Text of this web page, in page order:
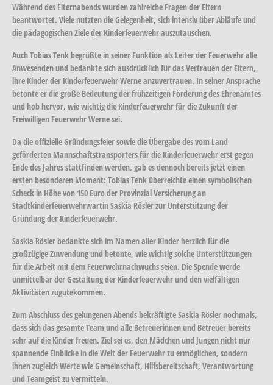
Während des Elternabends wurden zahlreiche Fragen der Eltern
beantwortet. Viele nutzten die Gelegenheit, sich intensiv über Abläufe und
die pädagogischen Ziele der Kinderfeuerwehr auszutauschen.
Auch Tobias Tenk begrüßte in seiner Funktion als Leiter der Feuerwehr alle
Anwesenden und bedankte sich ausdrücklich für das Vertrauen der Eltern,
ihre Kinder der Kinderfeuerwehr Werne anzuvertrauen. In seiner Ansprache
betonte er die große Bedeutung der frühzeitigen Förderung des Ehrenamtes
und hob hervor, wie wichtig die Kinderfeuerwehr für die Zukunft der
Freiwilligen Feuerwehr Werne sei.
Da die offizielle Gründungsfeier sowie die Übergabe des vom Land
geförderten Mannschaftstransporters für die Kinderfeuerwehr erst gegen
Ende des Jahres stattfinden werden, gab es dennoch bereits jetzt einen
ersten besonderen Moment: Tobias Tenk überreichte einen symbolischen
Scheck in Höhe von 150 Euro der Provinzial Versicherung an
Stadtkinderfeuerwehrwartin Saskia Rösler zur Unterstützung der
Gründung der Kinderfeuerwehr.
Saskia Rösler bedankte sich im Namen aller Kinder herzlich für die
großzügige Zuwendung und betonte, wie wichtig solche Unterstützungen
für die Arbeit mit dem Feuerwehrnachwuchs seien. Die Spende werde
unmittelbar der Gestaltung der Kinderfeuerwehr und den vielfältigen
Aktivitäten zugutekommen.
Zum Abschluss des gelungenen Abends bekräftigte Saskia Rösler nochmals,
dass sich das gesamte Team und alle Betreuerinnen und Betreuer bereits
sehr auf die Kinder freuen. Ziel sei es, den Mädchen und Jungen nicht nur
spannende Einblicke in die Welt der Feuerwehr zu ermöglichen, sondern
ihnen zugleich Werte wie Gemeinschaft, Hilfsbereitschaft, Verantwortung
und Teamgeist zu vermitteln.